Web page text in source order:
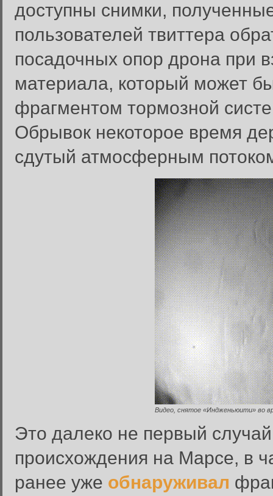
доступны снимки,
пользователей твиттера
посадочных опор дрона при
материала, который может
фрагментом тормозной
Обрывок некоторое время
сдутый атмосферным
Видео, снятое «Индженьюити» во
Это далеко не первый
происхождения на Марсе, в
ранее уже обнаруживал